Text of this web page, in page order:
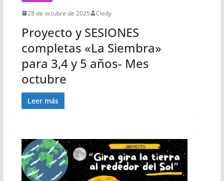
28 de octubre de 2025 Cledy
Proyecto y SESIONES
completas «La Siembra»
para 3,4 y 5 años- Mes
octubre
Leer más